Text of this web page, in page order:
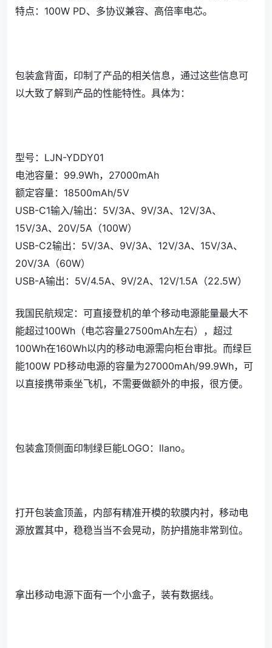
特点：100W PD、多协议兼容、高倍率电芯。
包装盒背面，印制了产品的相关信息，通过这些信息可
以大致了解到产品的性能特性。具体为：
型号：LJN-YDDY01
电池容量：99.9Wh，27000mAh
额定容量：18500mAh/5V
USB-C1输入/输出：5V/3A、9V/3A、12V/3A、
15V/3A、20V/5A（100W）
USB-C2输出：5V/3A、9V/3A、12V/3A、15V/3A、
20V/3A（60W）
USB-A输出：5V/4.5A、9V/2A、12V/1.5A（22.5W）
我国民航规定：可直接登机的单个移动电源能量最大不
能超过100Wh（电芯容量27500mAh左右），超过
100Wh在160Wh以内的移动电源需向柜台审批。而绿巨
能100W PD移动电源的容量为27000mAh/99.9Wh，可
以直接携带乘坐飞机，不需要做额外的申报，很方便。
包装盒顶侧面印制绿巨能LOGO：llano。
打开包装盒顶盖，内部有精准开模的软膜内衬，移动电
源放置其中，稳稳当当不会晃动，防护措施非常到位。
拿出移动电源下面有一个小盒子，装有数据线。